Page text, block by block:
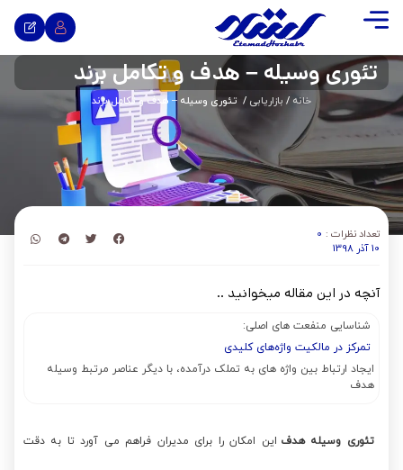
تئوری وسیله – هدف و تکامل برند
خانه/ بازاریابی / تئوری وسیله – هدف و تکامل برند
تعداد نظرات : 0
10 آذر 1398
آنچه در این مقاله میخوانید ..
شناسایی منفعت های اصلی:
تمرکز در مالکیت واژه‌های کلیدی
ایجاد ارتباط بین واژه های به تملک درآمده، با دیگر عناصر مرتبط وسیله
هدف
تئوری وسیله هدف این امکان را برای مدیران فراهم می آورد تا به دقت